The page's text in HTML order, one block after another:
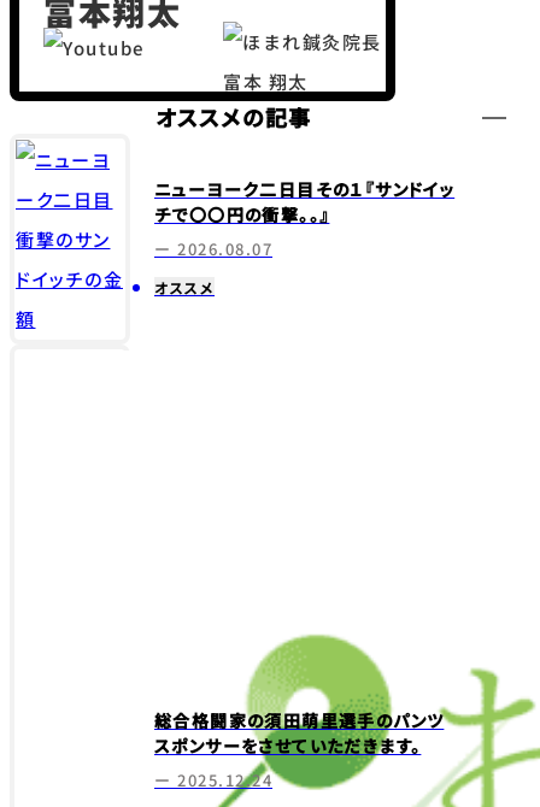
富本翔太
オススメの記事
ニューヨーク二日目その１『サンドイッ
チで〇〇円の衝撃。。』
ー 2026.08.07
オススメ
総合格闘家の須田萌里選手のパンツ
スポンサーをさせていただきます。
ー 2025.12.24